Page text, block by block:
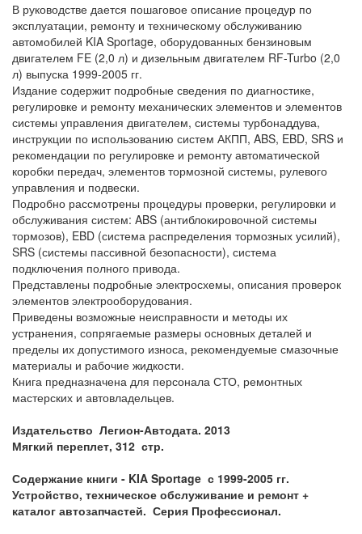
В руководстве дается пошаговое описание процедур по
эксплуатации, ремонту и техническому обслуживанию
автомобилей KIA Sportage, оборудованных бензиновым
двигателем FE (2,0 л) и дизельным двигателем RF-Turbo (2,0
л) выпуска 1999-2005 гг.
Издание содержит подробные сведения по диагностике,
регулировке и ремонту механических элементов и элементов
системы управления двигателем, системы турбонаддува,
инструкции по использованию систем АКПП, ABS, EBD, SRS и
рекомендации по регулировке и ремонту автоматической
коробки передач, элементов тормозной системы, рулевого
управления и подвески.
Подробно рассмотрены процедуры проверки, регулировки и
обслуживания систем: ABS (антиблокировочной системы
тормозов), EBD (система распределения тормозных усилий),
SRS (системы пассивной безопасности), система
подключения полного привода.
Представлены подробные электросхемы, описания проверок
элементов электрооборудования.
Приведены возможные неисправности и методы их
устранения, сопрягаемые размеры основных деталей и
пределы их допустимого износа, рекомендуемые смазочные
материалы и рабочие жидкости.
Книга предназначена для персонала СТО, ремонтных
мастерских и автовладельцев.
Издательство Легион-Автодата. 2013
Мягкий переплет, 312 стр.
Содержание книги - KIA Sportage с 1999-2005 гг.
Устройство, техническое обслуживание и ремонт +
каталог автозапчастей. Серия Профессионал.